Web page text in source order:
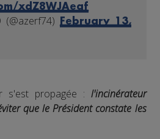
xdZ8WJAeqf
February 13,
s'est propagée : l'incinérateur
que le Président constate les